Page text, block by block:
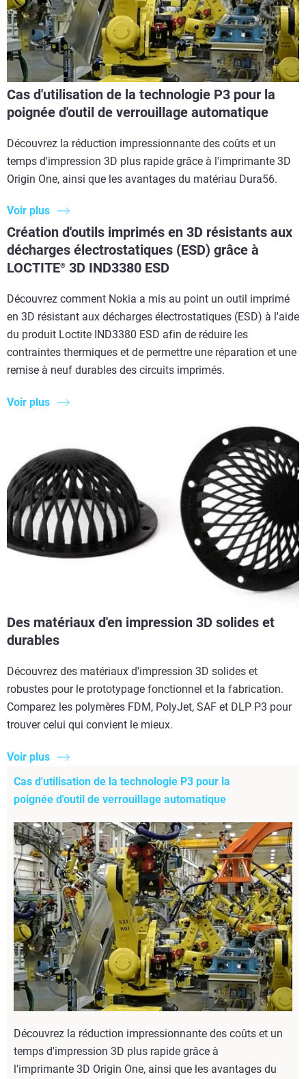
Cas d'utilisation de la technologie P3 pour la
poignée d'outil de verrouillage automatique
Découvrez la réduction impressionnante des coûts et un
temps d'impression 3D plus rapide grâce à l'imprimante 3D
Origin One, ainsi que les avantages du matériau Dura56.
Voir plus
Création d'outils imprimés en 3D résistants aux
décharges électrostatiques (ESD) grâce à
LOCTITE® 3D IND3380 ESD
Découvrez comment Nokia a mis au point un outil imprimé
en 3D résistant aux décharges électrostatiques (ESD) à l'aide
du produit Loctite IND3380 ESD afin de réduire les
contraintes thermiques et de permettre une réparation et une
remise à neuf durables des circuits imprimés.
Voir plus
Des matériaux d'en impression 3D solides et
durables
Découvrez des matériaux d'impression 3D solides et
robustes pour le prototypage fonctionnel et la fabrication.
Comparez les polymères FDM, PolyJet, SAF et DLP P3 pour
trouver celui qui convient le mieux.
Voir plus
Cas d'utilisation de la technologie P3 pour la
poignée d'outil de verrouillage automatique
Découvrez la réduction impressionnante des coûts et un
temps d'impression 3D plus rapide grâce à
l'imprimante 3D Origin One, ainsi que les avantages du